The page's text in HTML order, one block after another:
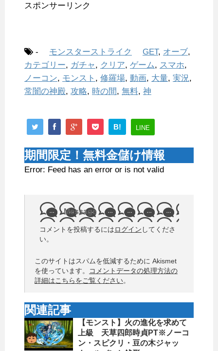
スポンサーリンク
- モンスターストライク GET, オーブ,
カテゴリー, ガチャ, クリア, ゲーム, スマホ,
ノーコン, モンスト , 修羅場, 動画, 大量, 実況,
常闇の神殿, 攻略, 時の間, 無料, 神
B! LINE
期間限定！無料金儲け情報
Error: Feed has an error or is not valid
Message
コメントを投稿するにはログイン してくださ
い。
このサイトはスパムを低減するために Akismet
を使っています。
コメントデータの処理方法の
詳細はこちらをご覧ください。
関連記事
【モンスト】火の進化を求めて
上級 天草四郎時貞PT※ノーコ
ン・スピクリ・豆の木ジャッ